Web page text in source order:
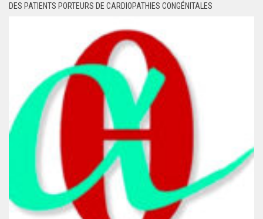
DES PATIENTS PORTEURS DE CARDIOPATHIES CONGÉNITALES